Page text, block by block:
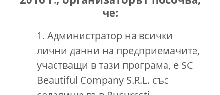
че:
1. Администратор на всички
лични данни на предприемачите,
участващи в тази програма, е SC
Beautiful Company S.R.L. със